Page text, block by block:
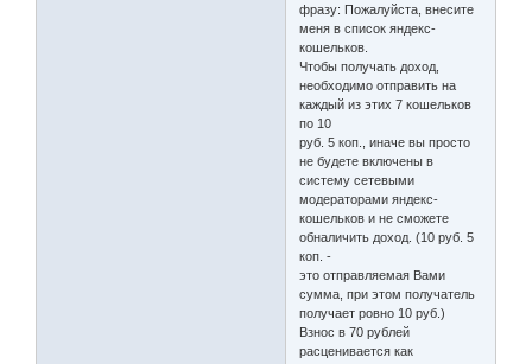
фразу: Пожалуйста, внесите
меня в список яндекс-
кошельков.
Чтобы получать доход,
необходимо отправить на
каждый из этих 7 кошельков
по 10
руб. 5 коп., иначе вы просто
не будете включены в
систему сетевыми
модераторами яндекс-
кошельков и не сможете
обналичить доход. (10 руб. 5
коп. -
это отправляемая Вами
сумма, при этом получатель
получает ровно 10 руб.)
Взнос в 70 рублей
расценивается как